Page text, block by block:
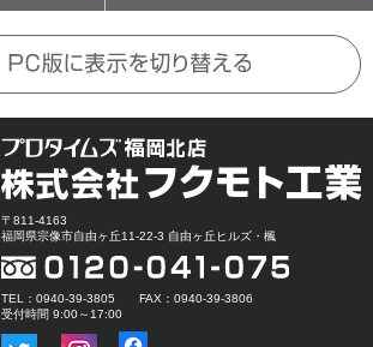
〒811-4163
福岡県宗像市自由ヶ丘11-22-3 自由ヶ丘ヒルズ・楓
TEL：0940-39-3805 FAX：0940-39-3806
受付時間 9:00～17:00